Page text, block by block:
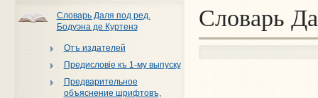
Словарь Даля под ред.
Бодуэна де Куртенэ
Отъ издателей
Предисловiе къ 1-му выпуску
Предварительное
объяснение шрифтовъ,
Словарь